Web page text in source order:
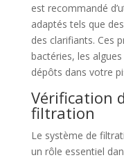
est recommandé
adaptés tels que
des clarifiants. Ces
bactéries, les
dépôts dans votre
Vérification
filtration
Le système de
un rôle essentiel